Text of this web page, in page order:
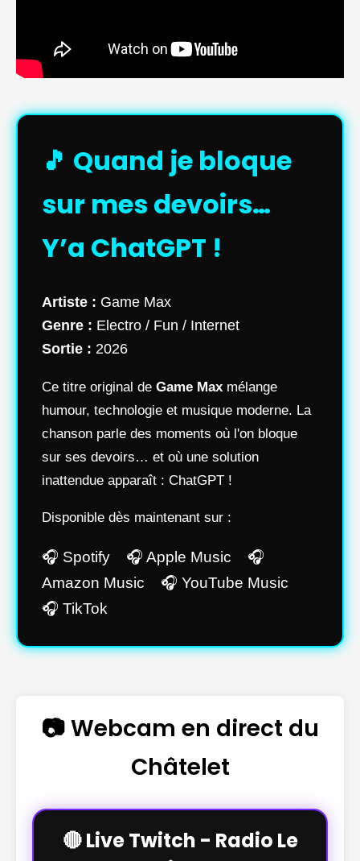
🎵 Quand je bloque
sur mes devoirs…
Y’a ChatGPT !
Artiste : Game Max
Genre : Electro / Fun / Internet
Sortie : 2026
Ce titre original de Game Max mélange
humour, technologie et musique moderne. La
chanson parle des moments où l'on bloque
sur ses devoirs… et où une solution
inattendue apparaît : ChatGPT !
Disponible dès maintenant sur :
🎧 Spotify 🎧 Apple Music 🎧
Amazon Music 🎧 YouTube Music
🎧 TikTok
📷 Webcam en direct du
Châtelet
🔴 Live Twitch - Radio Le